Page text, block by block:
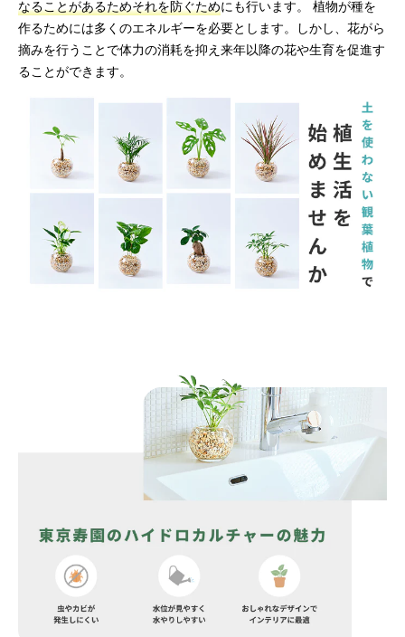
なることがあるためそれを防ぐためにも行います。 植物が種を
作るためには多くのエネルギーを必要とします。しかし、花がら
摘みを行うことで体力の消耗を抑え来年以降の花や生育を促進す
ることができます。